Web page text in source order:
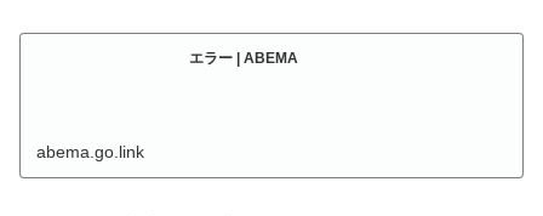
エラー | ABEMA
abema.go.link